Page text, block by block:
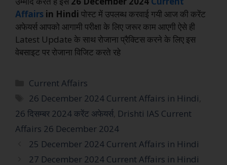
Affairs in Hindi पोस्ट में उपलब्ध करवाई गयी आज की करेंट
अफेयर्स आपको आगामी परीक्षा के लिए जरूर काम आएगी ऐसे ही
Latest Update के साथ रोजाना प्रैक्टिस करने के लिए इस
वेबसाइट पर रोजाना विजिट करते रहे
Current Affairs
26 December 2024 Current Affairs in Hindi,
26 दिसम्बर 2024 करेंट अफेयर्स, Drishti IAS Current
Affairs 26 December 2024
25 December 2024 Current Affairs in Hindi
27 December 2024 Current Affairs in Hindi